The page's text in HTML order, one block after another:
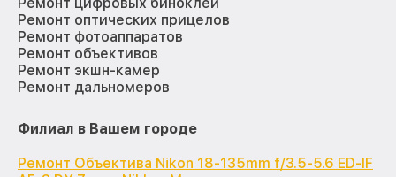
Ремонт оптических прицелов
Ремонт фотоаппаратов
Ремонт объективов
Ремонт экшн-камер
Ремонт дальномеров
Филиал в Вашем городе
Ремонт Объектива Nikon 18-135mm f/3.5-5.6 ED-IF